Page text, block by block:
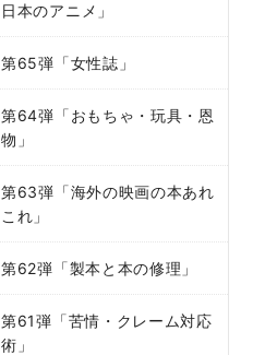
日本のアニメ」
第65弾「女性誌」
第64弾「おもちゃ・玩具・恩
物」
第63弾「海外の映画の本あれ
これ」
第62弾「製本と本の修理」
第61弾「苦情・クレーム対応
術」